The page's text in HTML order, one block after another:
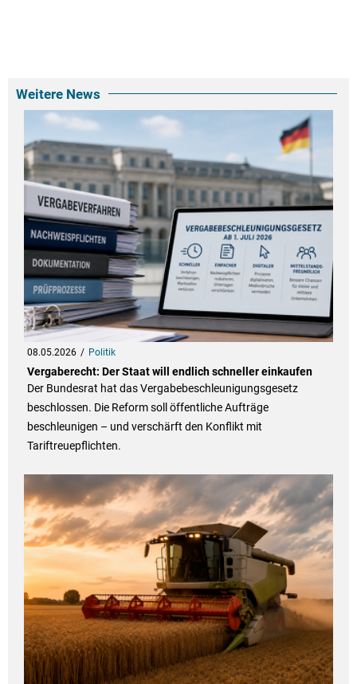
Weitere News
08.05.2026 Politik
Vergaberecht: Der Staat will endlich schneller einkaufen
Der Bundesrat hat das Vergabebeschleunigungsgesetz
beschlossen. Die Reform soll öffentliche Aufträge
beschleunigen – und verschärft den Konflikt mit
Tariftreuepflichten.